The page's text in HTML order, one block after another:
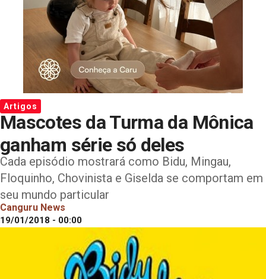
Artigos
Mascotes da Turma da Mônica
ganham série só deles
Cada episódio mostrará como Bidu, Mingau,
Floquinho, Chovinista e Giselda se comportam em
seu mundo particular
Canguru News
19/01/2018 - 00:00